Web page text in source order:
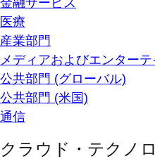
金融サービス
医療
産業部門
メディアおよびエンターテ
公共部門 (グローバル)
公共部門 (米国)
通信
クラウド・テクノ